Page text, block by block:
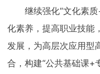
继续强化“文化素
化素养，提高职业技能
发展，为高层次应用型
合，构建“公共基础课+